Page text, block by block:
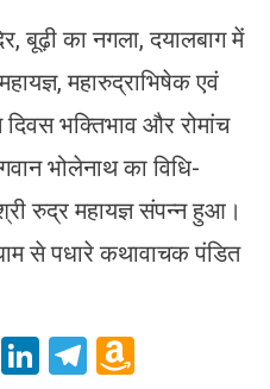
बूढ़ी का नगला, दयालबाग में
महारुद्राभिषेक एवं
भक्तिभाव और रोमांच
भोलेनाथ का विधि-
रुद्र महायज्ञ संपन्न हुआ।
से पधारे कथावाचक पंडित
GmailLinkedIn
Telegram